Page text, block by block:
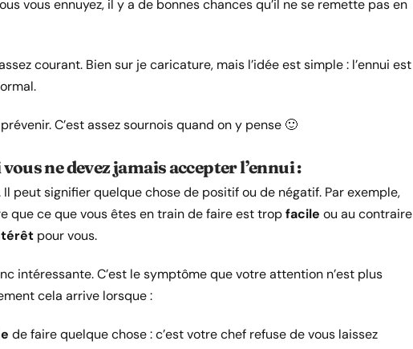
vous ennuyez, il y a de bonnes chances qu’il ne se remette pas en
courant. Bien sur je caricature, mais l’idée est simple : l’ennui est
C’est assez sournois quand on y pense 🙂
ne devez jamais accepter l’ennui :
Il peut signifier quelque chose de positif ou de négatif. Par exemple,
que ce que vous êtes en train de faire est tropfacile ou au contraire
pour vous.
intéressante. C’est le symptôme que votre attention n’est plus
cela arrive lorsque :
de faire quelque chose : c’est votre chef refuse de vous laissez